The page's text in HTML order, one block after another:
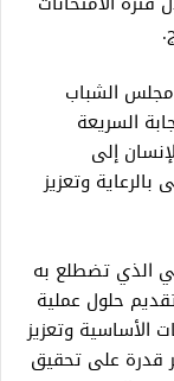
الشباب
السريعة
إلى
وتعزيز
الذي تضطلع به
حلول عملية
الأساسية وتعزيز
قدرة على تحقيق